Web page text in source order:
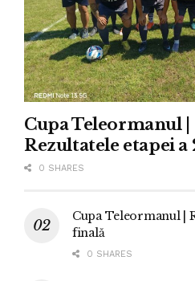
Cupa Teleormanul |
Rezultatele etapei a
0 SHARES
Cupa Teleormanul |
finală
0 SHARES